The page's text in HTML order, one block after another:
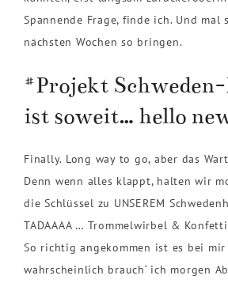
Spannende Frage, finde ich. Und mal
nächsten Wochen so bringen.
#Projekt Schweden-
ist soweit… hello
Finally. Long way to go, aber das
Denn wenn alles klappt, halten wir
die Schlüssel zu UNSEREM
TADAAAA … Trommelwirbel &
So richtig angekommen ist es bei
wahrscheinlich brauch‘ ich morgen